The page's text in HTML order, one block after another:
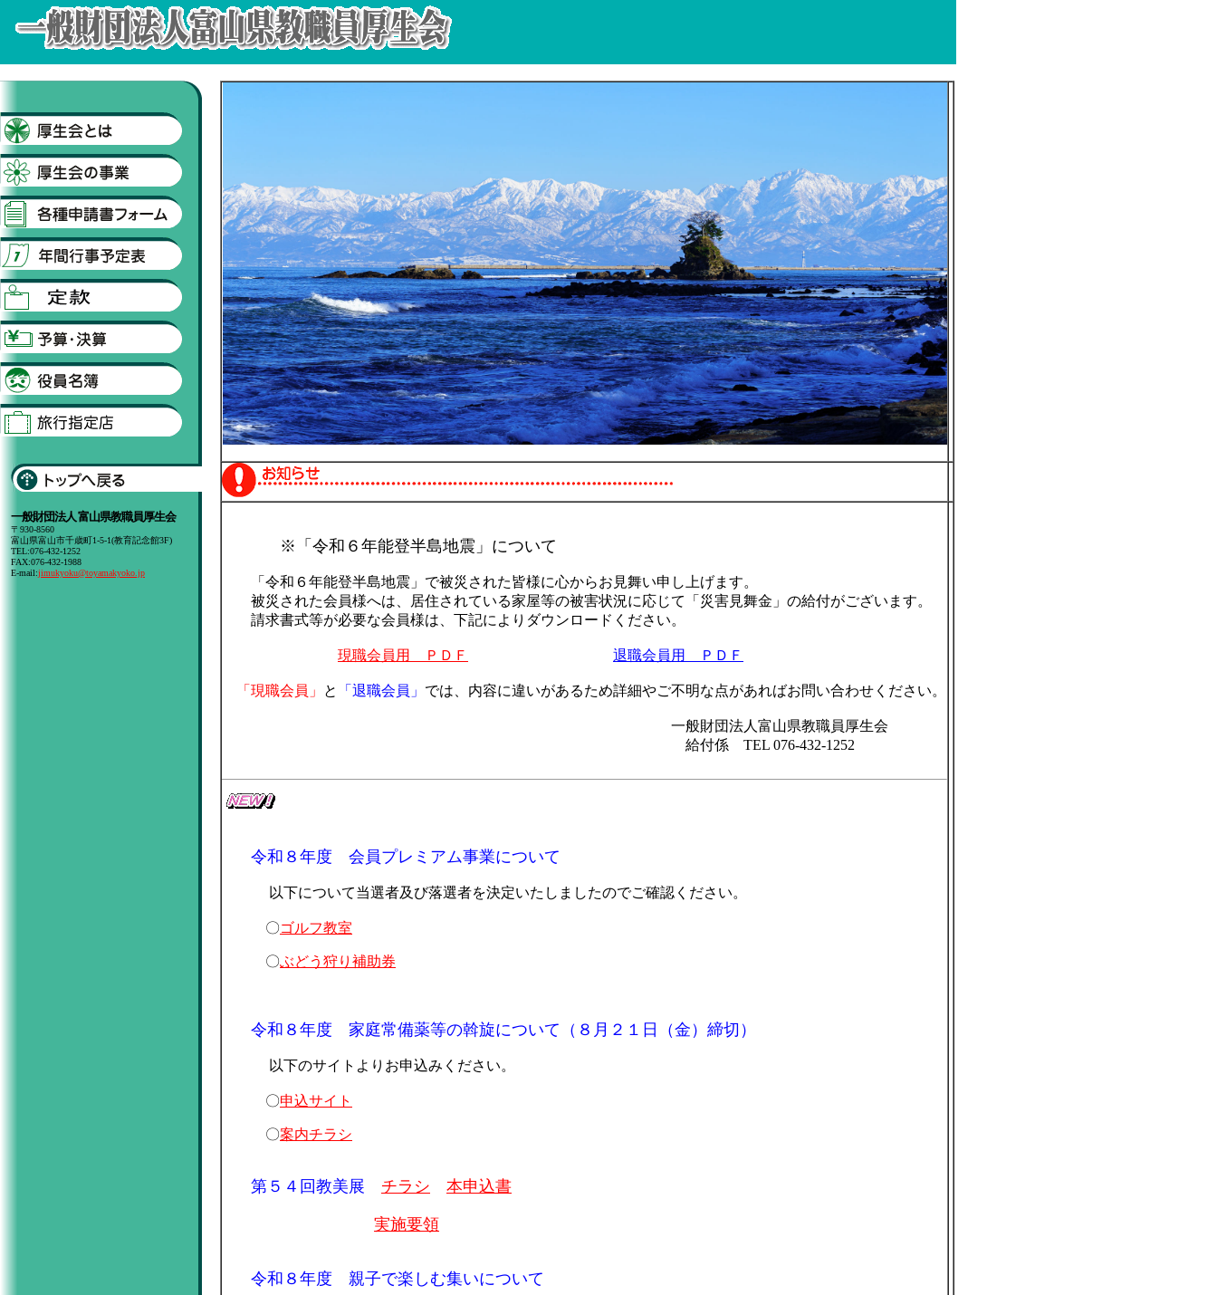
一般財団法人 富山県教職員厚生会
〒930-8560
富山県富山市千歳町1-5-1(教育記念館3F)
TEL:076-432-1252
FAX:076-432-1988
E-mail:jimukyoku@toyamakyoko.jp
※「令和６年能登半島地震」について
「令和６年能登半島地震」で被災された皆様に心からお見舞い申し上げます。
被災された会員様へは、居住されている家屋等の被害状況に応じて「災害見舞金」の給付がございます。
請求書式等が必要な会員様は、下記によりダウンロードください。
現職会員用 ＰＤＦ 退職会員用 ＰＤＦ
「現職会員」 と 「退職会員」 では、内容に違いがあるため詳細やご不明な点があればお問い合わせください。
一般財団法人富山県教職員厚生会
給付係 TEL 076-432-1252
令和８年度 会員プレミアム事業について
以下について当選者及び落選者を決定いたしましたのでご確認ください。
〇ゴルフ教室
〇ぶどう狩り補助券
令和８年度 家庭常備薬等の斡旋について（８月２１日（金）締切）
以下のサイトよりお申込みください。
〇申込サイト
〇案内チラシ
第５４回教美展 チラシ 本申込書
実施要領
令和８年度 親子で楽しむ集いについて